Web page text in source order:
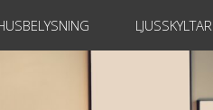
LJUSSKYLTAR